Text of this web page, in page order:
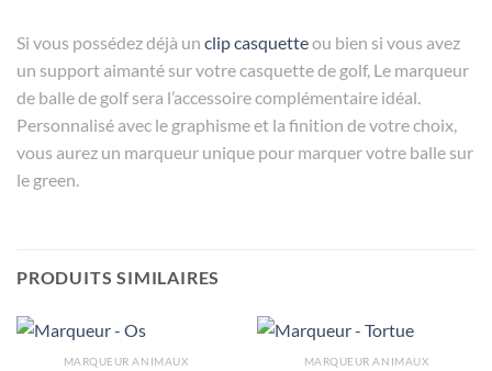
Si vous possédez déjà un clip casquetteou bien si vous avez
un support aimanté sur votre casquette de golf, Le marqueur
de balle de golf sera l’accessoire complémentaire idéal.
Personnalisé avec le graphisme et la finition de votre choix,
vous aurez un marqueur unique pour marquer votre balle sur
le green.
PRODUITS SIMILAIRES
MARQUEUR ANIMAUX MARQUEUR ANIMAUX